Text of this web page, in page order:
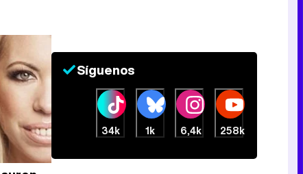
Síguenos
34k 1k 6,4k 258k